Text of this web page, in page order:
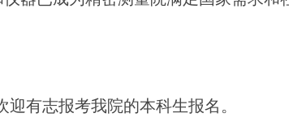
迎有志报考我院的本科生报名。